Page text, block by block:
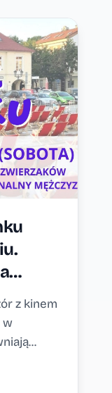
z kinem
w